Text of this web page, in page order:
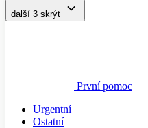
další 3 skrýt
První pomoc
Urgentní
Ostatní